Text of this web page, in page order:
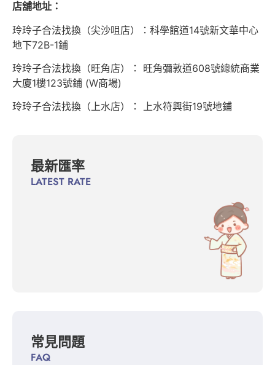
店舖地址：
玲玲子合法找換（尖沙咀店）：科學館道14號新文華中心
地下72B-1鋪
玲玲子合法找換（旺角店）： 旺角彌敦道608號總統商業
大廈1樓123號鋪 (W商場)
玲玲子合法找換（上水店）： 上水符興街19號地鋪
最新匯率
LATEST RATE
常見問題
FAQ